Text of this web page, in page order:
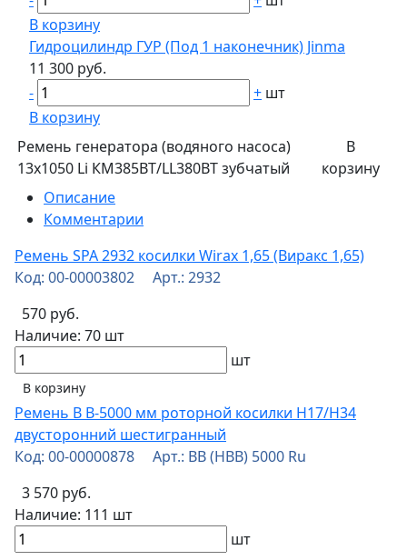
В корзину
Гидроцилиндр ГУР (Под 1 наконечник) Jinma
11 300 руб.
-
+ шт
В корзину
Ремень генератора (водяного насоса)
13х1050 Li КМ385BT/LL380BT зубчатый
В
корзину
Описание
Комментарии
Ремень SPA 2932 косилки Wirax 1,65 (Виракс 1,65)
Код: 00-00003802 Арт.: 2932
570 руб.
Наличие: 70 шт
шт
В корзину
Ремень B B-5000 мм роторной косилки Н17/Н34
двусторонний шестигранный
Код: 00-00000878 Арт.: BB (HBB) 5000 Ru
3 570 руб.
Наличие: 111 шт
шт